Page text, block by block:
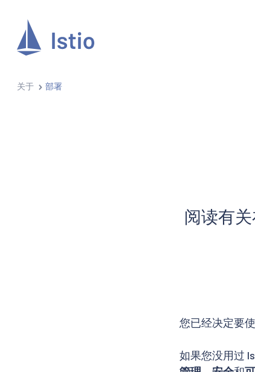
关于 部署
阅读有
您已经决定要
如果您没用过